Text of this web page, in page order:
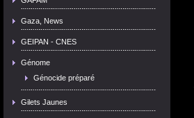
Gaza, News
GEIPAN - CNES
Génome
Génocide préparé
Gilets Jaunes